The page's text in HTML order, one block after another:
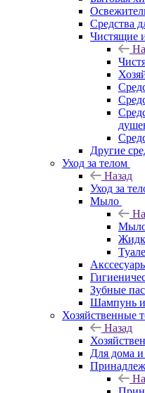
Средства
Чистящие
Другие
Уход за телом
Назад
Уход за
Мыло
Зубные
Шампунь и
Хозяйственные
Назад
Для дома и